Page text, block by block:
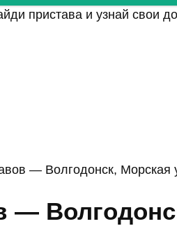
пристава и узнай свои
— Волгодонск, Морская
—